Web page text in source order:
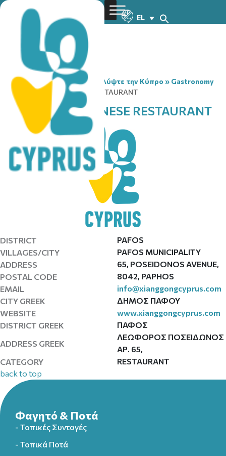
EL
You are here:Home» Ανακαλύψτε την Κύπρο » Gastronomy
» XIANG GONG CHINESE RESTAURANT
XIANG GONG CHINESE RESTAURANT
DISTRICT
PAFOS
VILLAGES/CITY
PAFOS MUNICIPALITY
ADDRESS
65, POSEIDONOS AVENUE,
POSTAL CODE
8042, PAPHOS
EMAIL
info@xianggongcyprus.com
CITY GREEK
ΔΗΜΟΣ ΠΑΦΟΥ
WEBSITE
www.xianggongcyprus.com
DISTRICT GREEK
ΠΑΦΟΣ
ADDRESS GREEK
ΛΕΩΦΟΡΟΣ ΠΟΣΕΙΔΩΝΟΣ
ΑΡ. 65,
CATEGORY
RESTAURANT
back to top
Φαγητό & Ποτά
- Τοπικές Συνταγές
- Τοπικά Ποτά